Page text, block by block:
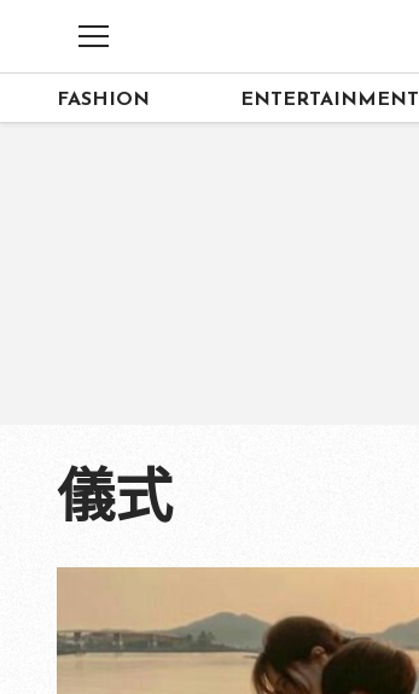
FASHION ENTERTAINMENT
儀式